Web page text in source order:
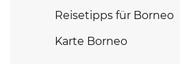
Reisetipps für Borneo
Karte Borneo